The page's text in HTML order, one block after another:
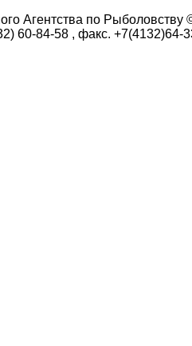
Агентства по Рыболовству
60-84-58 , факс. +7(4132)64-